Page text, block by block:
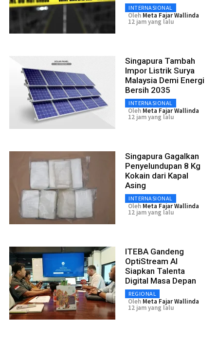
INTERNASIONAL
Oleh Meta Fajar Wallinda
12 jam yang lalu
Singapura Tambah
Impor Listrik Surya
Malaysia Demi Energi
Bersih 2035
INTERNASIONAL
Oleh Meta Fajar Wallinda
12 jam yang lalu
Singapura Gagalkan
Penyelundupan 8 Kg
Kokain dari Kapal
Asing
INTERNASIONAL
Oleh Meta Fajar Wallinda
12 jam yang lalu
ITEBA Gandeng
OptiStream AI
Siapkan Talenta
Digital Masa Depan
REGIONAL
Oleh Meta Fajar Wallinda
12 jam yang lalu